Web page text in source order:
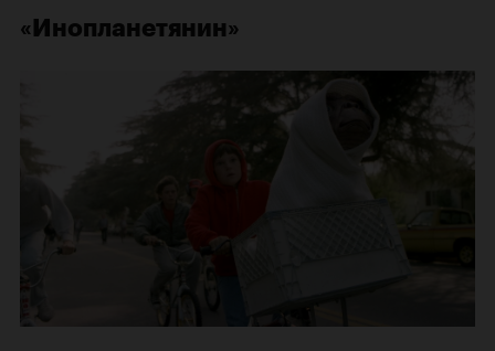
«Инопланетянин»